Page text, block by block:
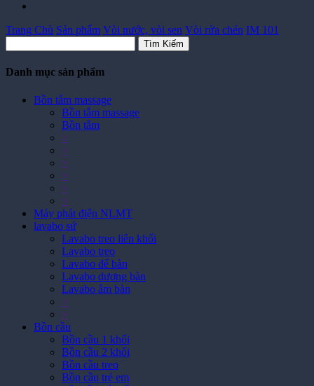
Vòi nước, vòi sen
Bồn tắm massage
Bồn tắm massage
Bồn tắm
>
>
>
>
>
>
Máy phát điện NLMT
lavabo sứ
Lavabo treo liên khối
Lavabo treo
Lavabo để bàn
Lavabo dương bàn
Lavabo âm bàn
>
>
Bồn cầu
Bồn cầu 1 khối
Bồn cầu 2 khối
Bồn cầu treo